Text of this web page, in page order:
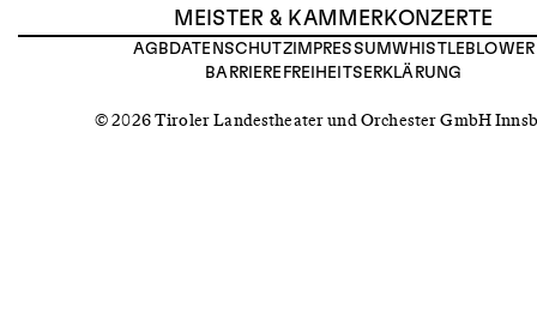
MEISTER & KAMMERKONZERTE
AGB DATENSCHUTZIMPRESSUMWHISTLEBLOWER
BARRIEREFREIHEITSERKLÄRUNG
© 2026 Tiroler Landestheater und Orchester GmbH